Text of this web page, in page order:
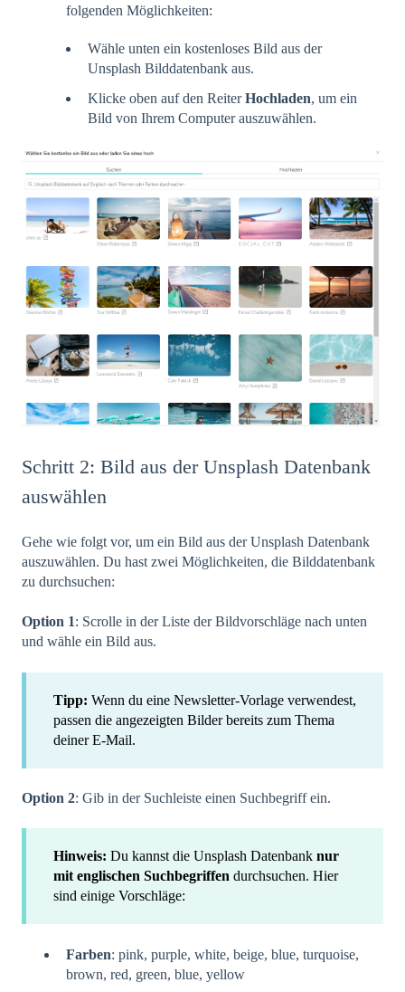
folgenden Möglichkeiten:
Wähle unten ein kostenloses Bild aus der
Unsplash Bilddatenbank aus.
Klicke oben auf den ReiterHochladen, um ein
Bild von Ihrem Computer auszuwählen.
Schritt 2: Bild aus der Unsplash Datenbank
auswählen
Gehe wie folgt vor, um ein Bild aus der Unsplash Datenbank
auszuwählen. Du hast zwei Möglichkeiten, die Bilddatenbank
zu durchsuchen:
Option 1: Scrolle in der Liste der Bildvorschläge nach unten
und wähle ein Bild aus.
Tipp: Wenn du eine Newsletter-Vorlage verwendest,
passen die angezeigten Bilder bereits zum Thema
deiner E-Mail.
Option 2: Gib in der Suchleiste einen Suchbegriff ein.
Hinweis: Du kannst die Unsplash Datenbank nur
mit englischen Suchbegriffen durchsuchen. Hier
sind einige Vorschläge:
Farben: pink, purple, white, beige, blue, turquoise,
brown, red, green, blue, yellow